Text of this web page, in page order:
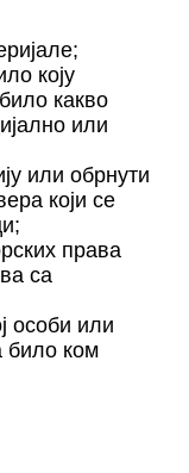
коју
какво
или
или обрнути
који се
права
са
особи или
било ком